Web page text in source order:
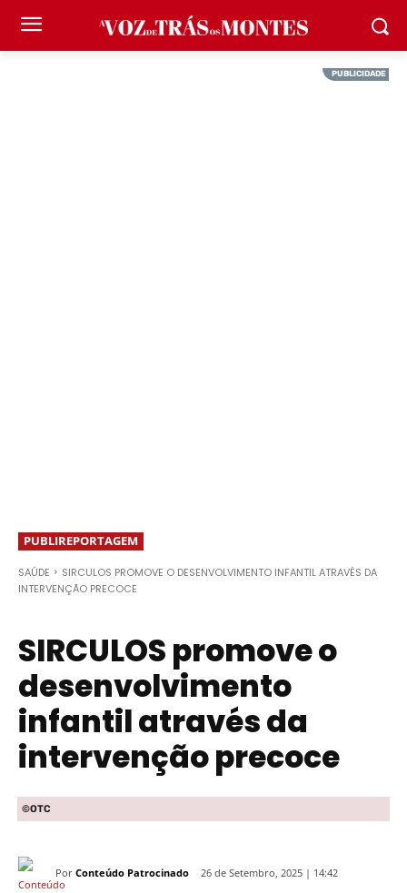
PUBLIREPORTAGEM
SAÚDE
SIRCULOS PROMOVE O DESENVOLVIMENTO INFANTIL ATRAVÉS DA
INTERVENÇÃO PRECOCE
SIRCULOS promove o
desenvolvimento
infantil através da
intervenção precoce
©OTC
Por Conteúdo Patrocinado 26 de Setembro, 2025 | 14:42